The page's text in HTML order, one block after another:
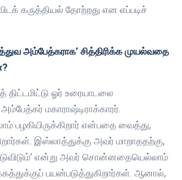
கருத்தியல் தோற்றது என எப்படிச்
அம்பேத்கராக’ சித்திரிக்க முயல்வதை
திட்டமிட்டு ஓர் உரையாடலை
மகாராஷ்டிராக்காரர்.
பழகியிருக்கிறார் என்பதை வைத்து,
இஸ்லாத்துக்கு அவர் மாறாததற்கு,
என்று அவர் சொன்னதையெல்லாம்
பயன்படுத்துகிறார்கள். ஆனால்,